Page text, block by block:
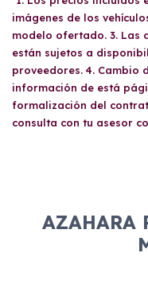
imágenes de los
modelo ofertado. 3. Las
están sujetos a
proveedores. 4. Cambio
información de está
formalización del
consulta con tu asesor
AZAHARA